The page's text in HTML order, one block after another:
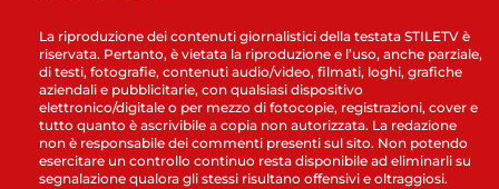
La riproduzione dei contenuti giornalistici della testata STILETV è
riservata. Pertanto, è vietata la riproduzione e l’uso, anche parziale,
di testi, fotografie, contenuti audio/video, filmati, loghi, grafiche
aziendali e pubblicitarie, con qualsiasi dispositivo
elettronico/digitale o per mezzo di fotocopie, registrazioni, cover e
tutto quanto è ascrivibile a copia non autorizzata. La redazione
non è responsabile dei commenti presenti sul sito. Non potendo
esercitare un controllo continuo resta disponibile ad eliminarli su
segnalazione qualora gli stessi risultano offensivi e oltraggiosi.